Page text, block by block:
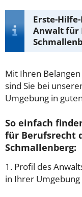
Erste-
Anwalt für
Mit Ihren
sind Sie bei
Umgebung in
So einfach
für Berufsrecht
Schmallenberg:
1. Profil des
in Ihrer Umgebung